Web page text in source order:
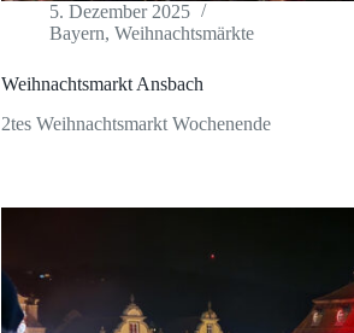
5. Dezember 2025
Bayern, Weihnachtsmärkte
Weihnachtsmarkt Ansbach
2tes Weihnachtsmarkt Wochenende